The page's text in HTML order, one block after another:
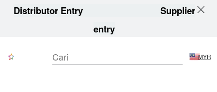
Distributor Entry
Supplier
entry
MYR